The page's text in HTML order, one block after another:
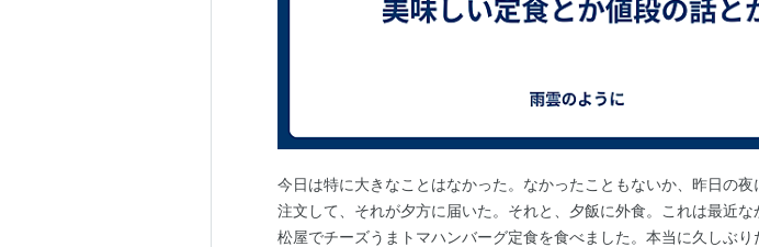
今日は特に大きなことはなかった。なかったこともないか、昨日の夜
注文して、それが夕方に届いた。それと、夕飯に外食。これは最近な
松屋でチーズうまトマハンバーグ定食を食べました。本当に久しぶり